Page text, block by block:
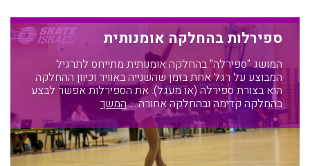
ספירלות בהחלקה אומנותית
המושג "ספירלה" בהחלקה אומנותית מתייחס לתרגיל
המבוצע על רגל אחת בזמן שהשנייה באוויר וכיוון ההחלקה
הוא בצורת ספירלה (או מעגל). את הספירלות אפשר לבצע
בהחלקה קדימה ובהחלקה אחורה.…המשך